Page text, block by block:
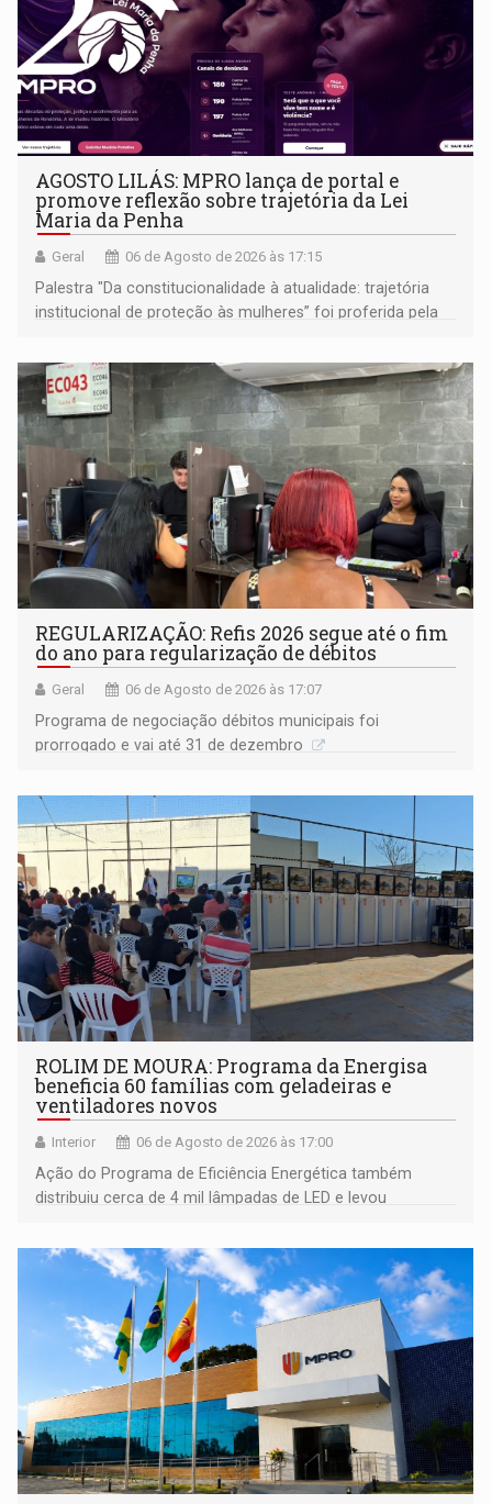
AGOSTO LILÁS: MPRO lança de portal e
promove reflexão sobre trajetória da Lei
Maria da Penha
Geral 06 de Agosto de 2026 às 17:15
Palestra "Da constitucionalidade à atualidade: trajetória
institucional de proteção às mulheres” foi proferida pela
Goiás
REGULARIZAÇÃO: Refis 2026 segue até o fim
do ano para regularização de débitos
Geral 06 de Agosto de 2026 às 17:07
Programa de negociação débitos municipais foi
prorrogado e vai até 31 de dezembro
ROLIM DE MOURA: Programa da Energisa
beneficia 60 famílias com geladeiras e
ventiladores novos
Interior 06 de Agosto de 2026 às 17:00
Ação do Programa de Eficiência Energética também
distribuiu cerca de 4 mil lâmpadas de LED e levou
comunidade